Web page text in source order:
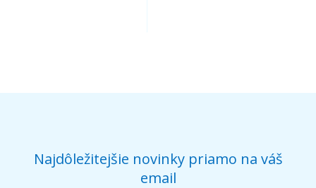
Najdôležitejšie novinky priamo na váš
email